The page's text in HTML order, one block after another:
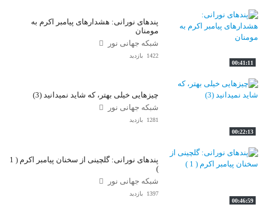
00:41:11
پندهای نورانی: هشدارهای پیامبر اکرم به
مومنان
شبکه جهانی نور
1422 بازدید
00:22:13
چیزهایی خیلی بهتر، که شاید نمیدانید (3)
شبکه جهانی نور
1281 بازدید
00:46:59
پندهای نورانی: گلچینی از سخنان پیامبر اکرم ( 1
)
شبکه جهانی نور
1397 بازدید